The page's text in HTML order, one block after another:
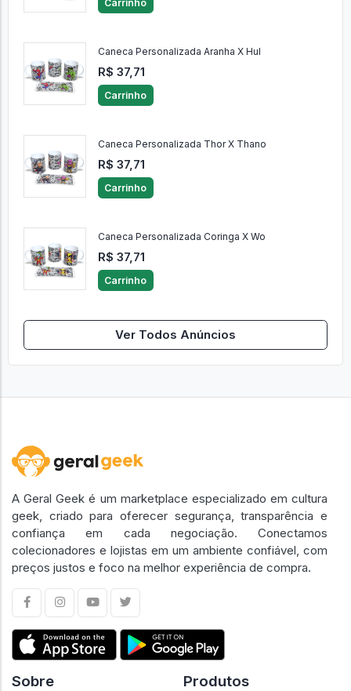
Carrinho
Caneca Personalizada Aranha X Hul
R$ 37,71
Carrinho
Caneca Personalizada Thor X Thano
R$ 37,71
Carrinho
Caneca Personalizada Coringa X Wo
R$ 37,71
Carrinho
Ver Todos Anúncios
A Geral Geek é um marketplace especializado em cultura
geek, criado para oferecer segurança, transparência e
confiança em cada negociação. Conectamos
colecionadores e lojistas em um ambiente confiável, com
preços justos e foco na melhor experiência de compra.
Sobre Produtos